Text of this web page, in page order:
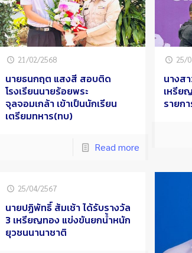
21/02/2568
นายธนกฤต แสงสี สอบติด
โรงเรียนนายร้อยพระ
จุลจอมเกล้า เข้าเป็นนักเรียน
เตรียมทหาร(ทบ)
Read more
25/
นางส
เหรีย
รายก
25/04/2567
นายปฏิพัทธิ์ ส้มเช้า ได้รับรางวัล
3 เหรียญทอง แข่งขันยกน้ำหนัก
ยุวชนนานาชาติ